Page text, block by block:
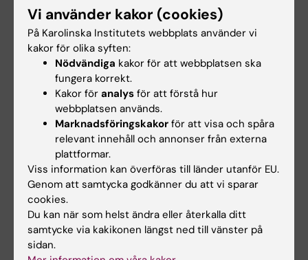
igen frånvaro i enlighet med kursansvarigs
anvisningar kan inte studieresultaten
slutrapporteras. Frånvaro från ett obligatoriskt
utbildningsinslag kan innebära att den
studerande inte kan ta igen tillfället förrän
nästa gång kursen ges.
För sent inlämnade examinationsuppgifter
beaktas ej. Studenter som inte lämnat in i tid
hänvisas till omtentamenstillfället. Examinator
bedömer om en student har särskilda skäl för
förseningen. Examinator ges möjlighet att
fatta beslut om komplettering av
examinationsunderlag för att uppnå godkänt
Vi använder kakor (cookies)
På Karolinska Institutets webbplats använder vi
kakor för olika syften:
Nödvändiga kakor för att webbplatsen ska
fungera korrekt.
Kakor för analys för att förstå hur
webbplatsen används.
Marknadsföringskakor för att visa och spåra
relevant innehåll och annonser från externa
plattformar.
Viss information kan överföras till länder utanför EU.
Genom att samtycka godkänner du att vi sparar
cookies.
Du kan när som helst ändra eller återkalla ditt
samtycke via kakikonen längst ned till vänster på
sidan.